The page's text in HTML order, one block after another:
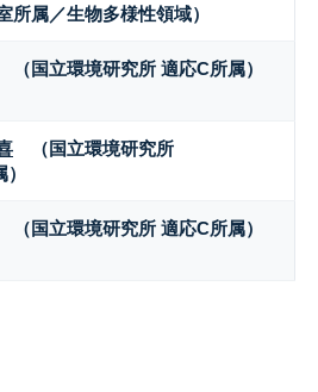
所属／生物多様性領域）
国立環境研究所 適応C所属）
（国立環境研究所
（国立環境研究所 適応C所属）